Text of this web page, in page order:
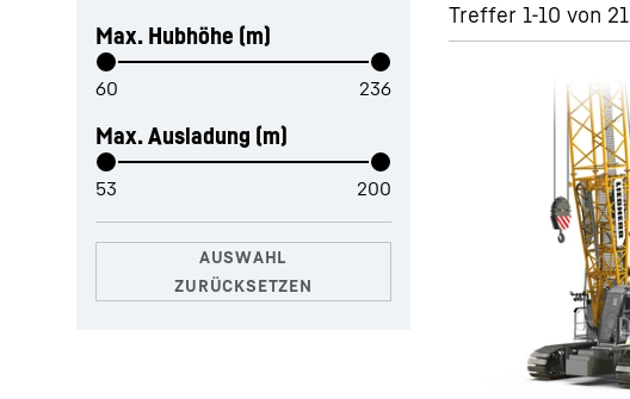
Mehr über die Firmengruppe
Max. Hubhöhe (m)
Max. Ausladung (m)
Treffer 1-10 von 21